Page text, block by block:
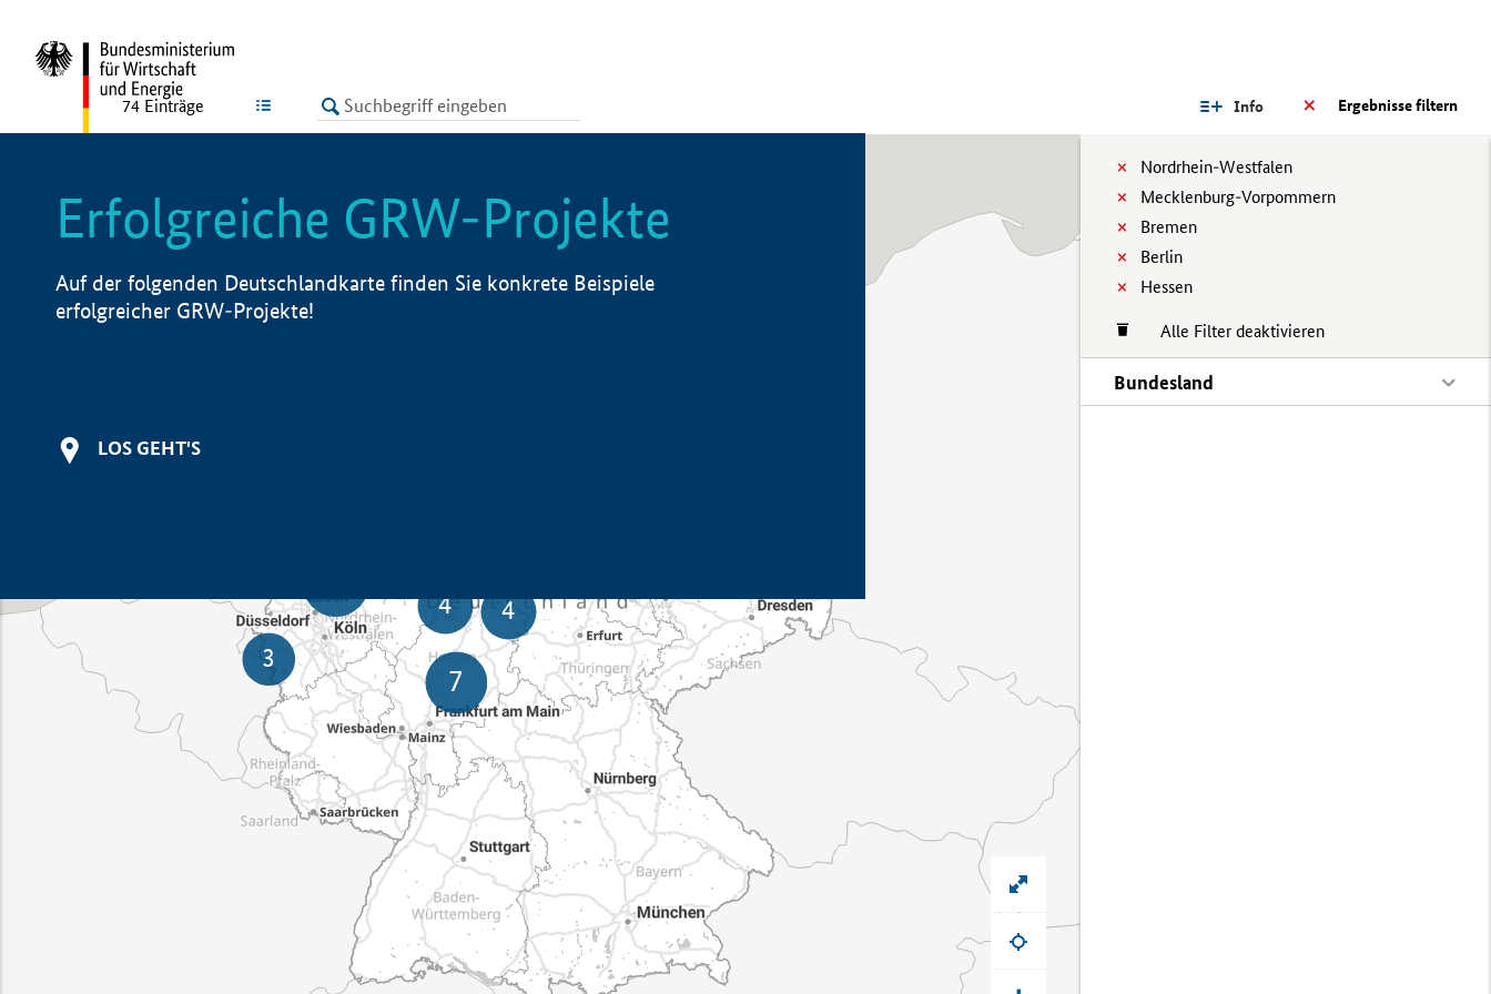
LISTE Ergebnisse filtern
Info
Nordrhein-Westfalen
Mecklenburg-Vorpommern
Bremen
Berlin
Hessen
Alle Filter deaktivieren
Bundesland
74 Einträge
Erfolgreiche GRW-Projekte
Auf der folgenden Deutschlandkarte finden Sie konkrete Beispiele
erfolgreicher GRW-Projekte!
LOS GEHT'S